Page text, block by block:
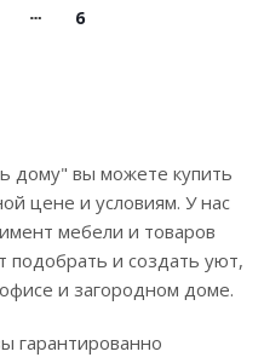
6
дому" вы можете купить
цене и условиям. У нас
мебели и товаров
подобрать и создать уют,
и загородном доме.
гарантированно